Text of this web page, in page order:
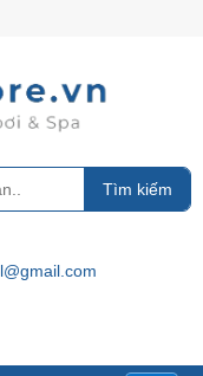
Tìm kiếm